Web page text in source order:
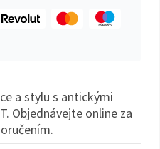
a stylu s antickými
Objednávejte online za